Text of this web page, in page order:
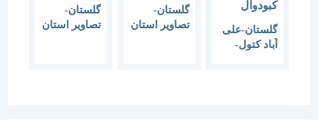
گلستان-علی
آباد کتول-
گلستان-
تصاویر استان
گلستان-
تصاویر استان